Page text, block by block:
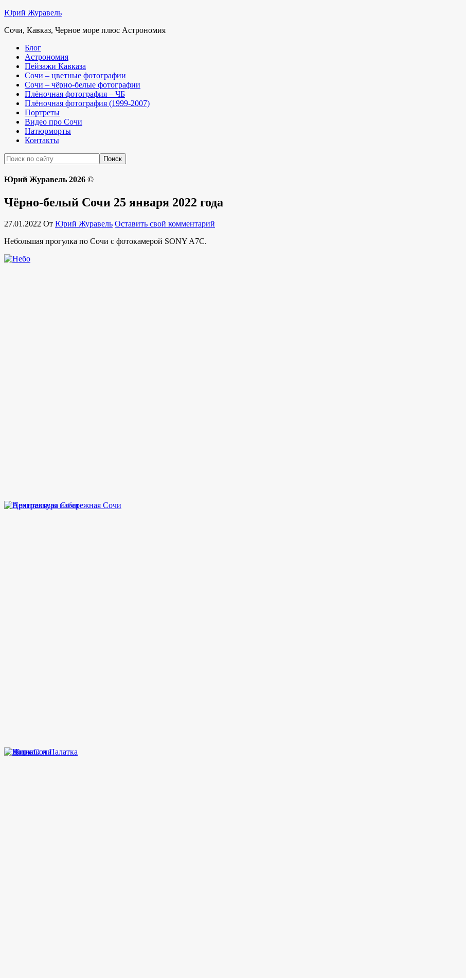
Юрий Журавель
Сочи, Кавказ, Черное море плюс Астрономия
Блог
Астрономия
Пейзажи Кавказа
Сочи – цветные фотографии
Сочи – чёрно-белые фотографии
Плёночная фотография – ЧБ
Плёночная фотография (1999-2007)
Портреты
Видео про Сочи
Натюрморты
Контакты
Юрий Журавель 2026 ©
Чёрно-белый Сочи 25 января 2022 года
27.01.2022 От Юрий Журавель Оставить свой комментарий
Небольшая прогулка по Сочи с фотокамерой SONY A7C.